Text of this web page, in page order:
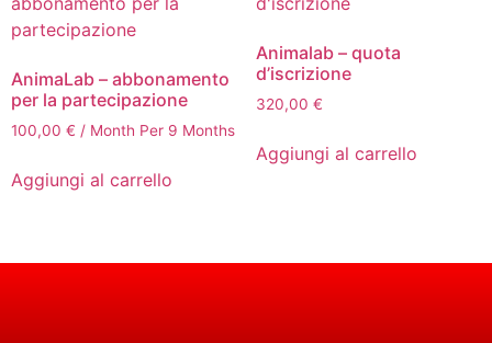
AnimaLab – abbonamento
per la partecipazione
100,00 € / Month Per 9 Months
Aggiungi al carrello
Animalab – quota
d’iscrizione
320,00 €
Aggiungi al carrello